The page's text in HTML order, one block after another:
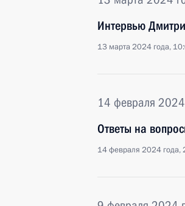
Интервью
13 марта 2024 года,
14 февраля 2024
Ответы на
14 февраля 2024 года,